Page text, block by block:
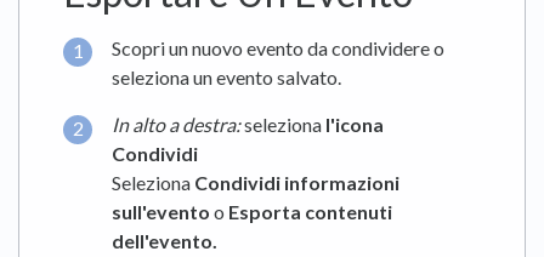
Scopri un nuovo evento da condividere o
seleziona un evento salvato.
In alto a destra:seleziona l'icona
Condividi
Seleziona Condividi informazioni
sull'evento o Esporta contenuti
dell'evento.